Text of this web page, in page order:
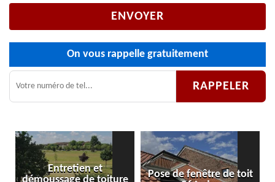
On vous rappelle gratuitement
Entretien et
Pose de fenêtre de toit